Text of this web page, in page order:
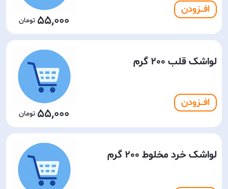
افـــزودن
55,000
لواشک قلب 200 گرم
افـــزودن
55,000
لواشک خرد مخلوط 200 گرم